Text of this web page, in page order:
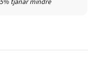
tjänar mindre